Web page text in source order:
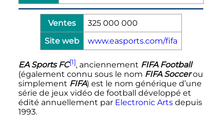
Ventes
325 000 000
Site web
www.easports.com/fifa
EA Sports FC[1], anciennement FIFA Football
(également connu sous le nom FIFA Soccerou
simplement FIFA) est le nom générique d’une
série de jeux vidéo de football développé et
édité annuellement par Electronic Artsdepuis
1993.